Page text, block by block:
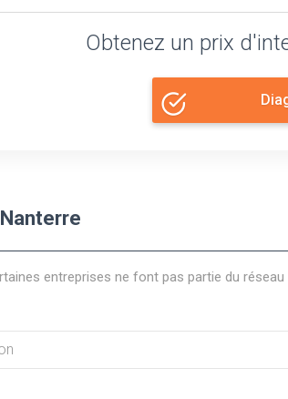
Obtenez un prix
entreprises ne font pas partie du réseau